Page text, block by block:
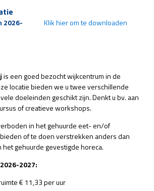
2026-
Klik hier om te downloaden
is een goed bezocht wijkcentrum in de
locatie bieden we u twee verschillende
doeleinden geschikt zijn. Denkt u bv. aan
of creatieve workshops.
in het gehuurde eet- en/of
of te doen verstrekken anders dan
het gehuurde gevestigde horeca.
2027:
€ 11,33 per uur